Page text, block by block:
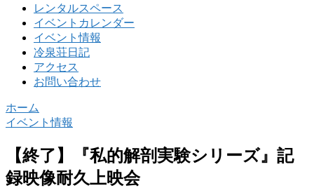
レンタルスペース
イベントカレンダー
イベント情報
冷泉荘日記
アクセス
お問い合わせ
ホーム
イベント情報
【終了】『私的解剖実験シリーズ』記
録映像耐久上映会